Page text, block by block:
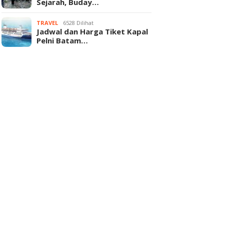
TRAVEL 6528 Dilihat
Jadwal dan Harga Tiket Kapal
Pelni Batam…